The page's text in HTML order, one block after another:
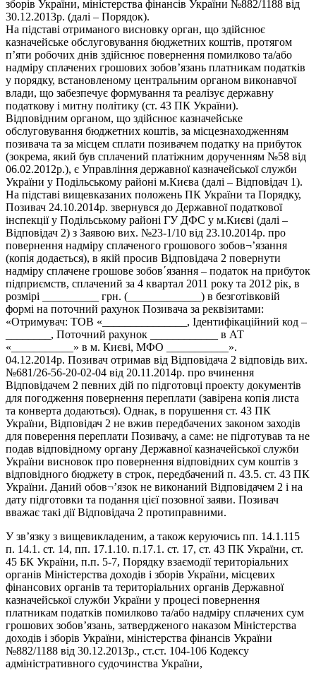
зборів України, міністерства фінансів України №882/1188 від
30.12.2013р. (далі – Порядок).
На підставі отриманого висновку орган, що здійснює
казначейське обслуговування бюджетних коштів, протягом
пʼяти робочих днів здійснює повернення помилково та/або
надміру сплачених грошових зобовʼязань платникам податків
у порядку, встановленому центральним органом виконавчої
влади, що забезпечує формування та реалізує державну
податкову і митну політику (ст. 43 ПК України).
Відповідним органом, що здійснює казначейське
обслуговування бюджетних коштів, за місцезнаходженням
позивача та за місцем сплати позивачем податку на прибуток
(зокрема, який був сплачений платіжним дорученням №58 від
06.02.2012р.), є Управління державної казначейської служби
України у Подільському районі м.Києва (далі – Відповідач 1).
На підставі вищевказаних положень ПК України та Порядку,
Позивач 24.10.2014р. звернувся до Державної податкової
інспекції у Подільському районі ГУ ДФС у м.Києві (далі –
Відповідач 2) з Заявою вих. №23-1/10 від 23.10.2014р. про
повернення надміру сплаченого грошового зобов¬ʼязання
(копія додається), в якій просив Відповідача 2 повернути
надміру сплачене грошове зобов΄язання – податок на прибуток
підприємств, сплачений за 4 квартал 2011 року та 2012 рік, в
розмірі __________ грн. (_____________) в безготівковій
формі на поточний рахунок Позивача за реквізитами:
«Отримувач: ТОВ «_______________, Ідентифікаційний код –
________, Поточний рахунок ____________ в АТ
«___________» в м. Києві, МФО ___________».
04.12.2014р. Позивач отримав від Відповідача 2 відповідь вих.
№681/26-56-20-02-04 від 20.11.2014р. про вчинення
Відповідачем 2 певних дій по підготовці проекту документів
для погодження повернення переплати (завірена копія листа
та конверта додаються). Однак, в порушення ст. 43 ПК
України, Відповідач 2 не вжив передбачених законом заходів
для поверення переплати Позивачу, а саме: не підготував та не
подав відповідному органу Державної казначейської служби
України висновок про повернення відповідних сум коштів з
відповідного бюджету в строк, передбачений п. 43.5. ст. 43 ПК
України. Даний обов¬ʼязок не виконаний Відповідачем 2 і на
дату підготовки та подання цієї позовної заяви. Позивач
вважає такі дії Відповідача 2 протиправними.
У зв’язку з вищевикладеним, а також керуючись пп. 14.1.115
п. 14.1. ст. 14, пп. 17.1.10. п.17.1. ст. 17, ст. 43 ПК України, ст.
45 БК України, п.п. 5-7, Порядку взаємодії територіальних
органів Міністерства доходів і зборів України, місцевих
фінансових органів та територіальних органів Державної
казначейської служби України у процесі повернення
платникам податків помилково та/або надміру сплачених сум
грошових зобов’язань, затвердженого наказом Міністерства
доходів і зборів України, міністерства фінансів України
№882/1188 від 30.12.2013р., ст.ст. 104-106 Кодексу
адміністративного судочинства України,